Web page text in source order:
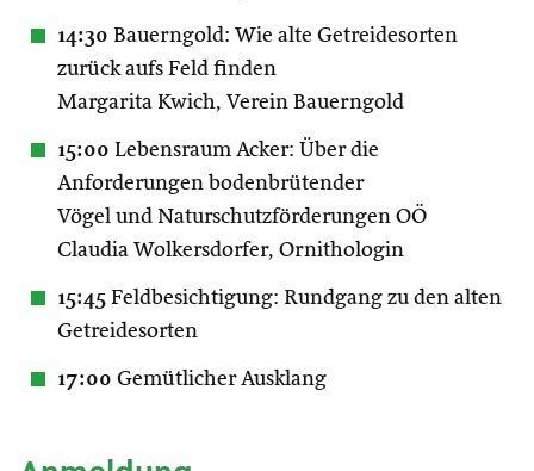
14:30 Bauerngold: Wie alte Getreidesorten
zurück aufs Feld finden
Margarita Kwich, Verein Bauerngold
15:00 Lebensraum Acker: Über die
Anforderungen bodenbrütender
Vögel und Naturschutzförderungen OÖ
Claudia Wolkersdorfer, Ornithologin
15:45 Feldbesichtigung: Rundgang zu den alten
Getreidesorten
17:00 Gemütlicher Ausklang